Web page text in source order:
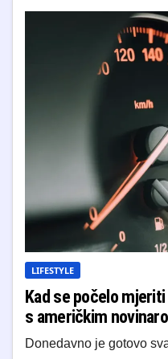
LIFESTYLE
Kad se počelo
s američkim
Donedavno je gotovo